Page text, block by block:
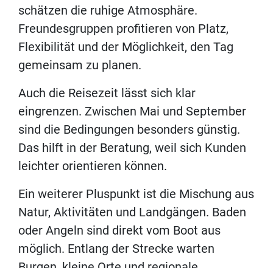
schätzen die ruhige Atmosphäre.
Freundesgruppen profitieren von Platz,
Flexibilität und der Möglichkeit, den Tag
gemeinsam zu planen.
Auch die Reisezeit lässt sich klar
eingrenzen. Zwischen Mai und September
sind die Bedingungen besonders günstig.
Das hilft in der Beratung, weil sich Kunden
leichter orientieren können.
Ein weiterer Pluspunkt ist die Mischung aus
Natur, Aktivitäten und Landgängen. Baden
oder Angeln sind direkt vom Boot aus
möglich. Entlang der Strecke warten